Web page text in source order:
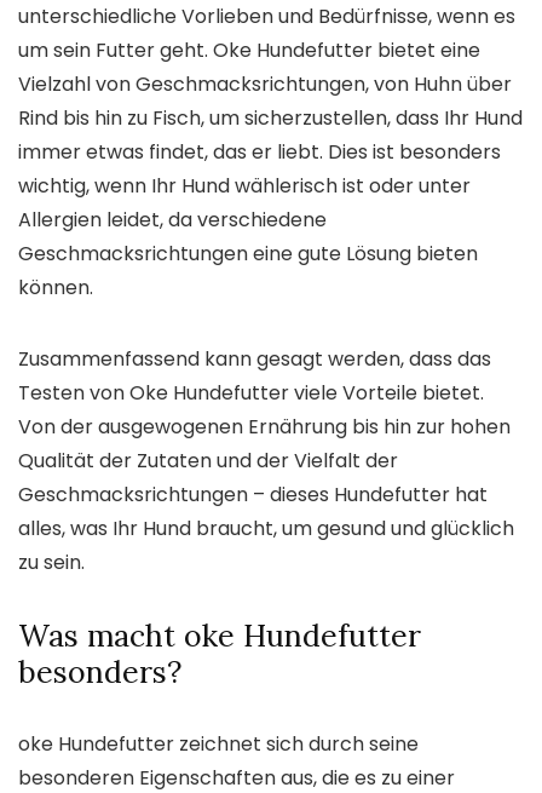
unterschiedliche Vorlieben und Bedürfnisse, wenn es
um sein Futter geht. Oke Hundefutter bietet eine
Vielzahl von Geschmacksrichtungen, von Huhn über
Rind bis hin zu Fisch, um sicherzustellen, dass Ihr Hund
immer etwas findet, das er liebt. Dies ist besonders
wichtig, wenn Ihr Hund wählerisch ist oder unter
Allergien leidet, da verschiedene
Geschmacksrichtungen eine gute Lösung bieten
können.
Zusammenfassend kann gesagt werden, dass das
Testen von Oke Hundefutter viele Vorteile bietet.
Von der ausgewogenen Ernährung bis hin zur hohen
Qualität der Zutaten und der Vielfalt der
Geschmacksrichtungen – dieses Hundefutter hat
alles, was Ihr Hund braucht, um gesund und glücklich
zu sein.
Was macht oke Hundefutter
besonders?
oke Hundefutter zeichnet sich durch seine
besonderen Eigenschaften aus, die es zu einer